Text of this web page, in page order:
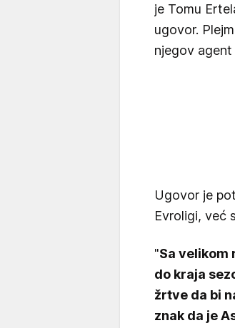
je Tomu
ugovor.
njegov
Ugovor je
Evroligi, već
"Sa velikom
do kraja
žrtve da bi
znak da je